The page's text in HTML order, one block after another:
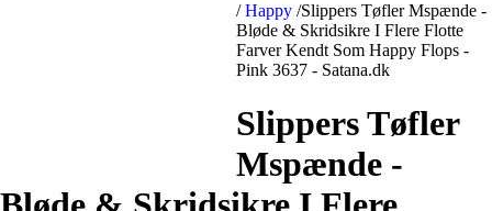
/ Happy /Slippers Tøfler Mspænde -
Bløde & Skridsikre I Flere Flotte
Farver Kendt Som Happy Flops -
Pink 3637 - Satana.dk
Slippers Tøfler
Mspænde -